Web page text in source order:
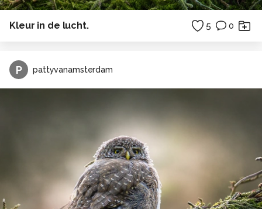
Kleur in de lucht. 5 0
P pattyvanamsterdam